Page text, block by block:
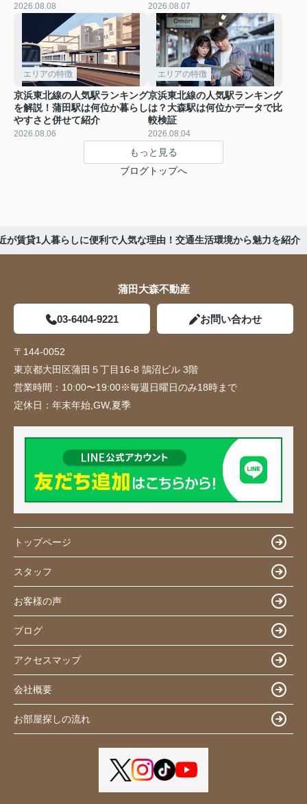
2026.08.08 2026.08.07
エリアの特徴
京浜東北線の人気駅ランキング
を解説！蒲田駅は何位か暮らし
やすさと併せて紹介
2026.08.06
エリアの特徴
京浜東北線の人気駅ランキング
は？大森駅は何位かデータで比
較検証
2026.08.04
もっと見る
ブログトップへ
が賃貸1人暮らしに便利で人気な理由！交通生活環境から魅力を紹介
蒲田大森不動産
03-6404-9221 お問い合わせ
〒144-0052
東京都大田区蒲田５丁目16-8 鵠沼ビル 3階
営業時間： 10:00〜19:00※毎週日曜日のみ18時まで
定休日： 年末年始,GW,夏季
トップページ
スタッフ
お客様の声
ブログ
アクセスマップ
会社概要
お部屋探しの流れ